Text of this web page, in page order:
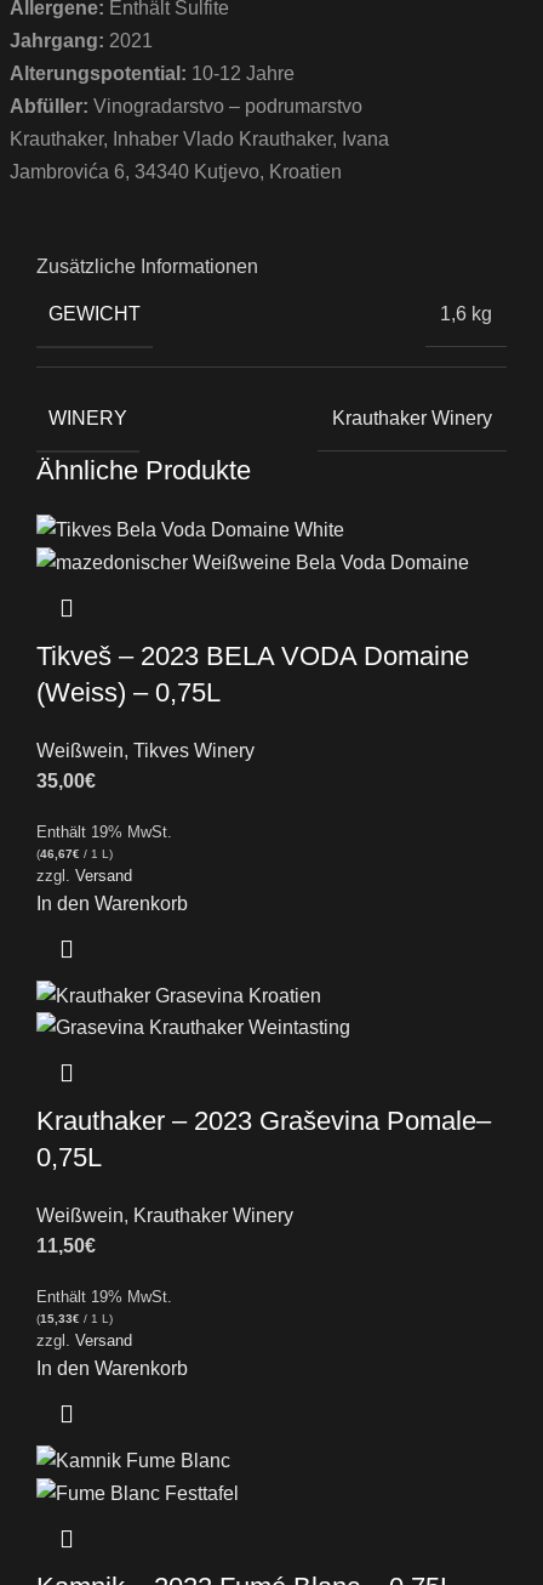
Allergene: Enthält Sulfite
Jahrgang: 2021
Alterungspotential: 10-12 Jahre
Abfüller: Vinogradarstvo – podrumarstvo
Krauthaker, Inhaber Vlado Krauthaker, Ivana
Jambrovića 6, 34340 Kutjevo, Kroatien
Zusätzliche Informationen
GEWICHT 1,6 kg
WINERY Krauthaker Winery
Ähnliche Produkte
Tikveš – 2023 BELA VODA Domaine
(Weiss) – 0,75L
Weißwein, Tikves Winery
35,00€
Enthält 19% MwSt.
(46,67€ / 1 L)
zzgl. Versand
In den Warenkorb
Krauthaker – 2023 Graševina Pomale–
0,75L
Weißwein, Krauthaker Winery
11,50€
Enthält 19% MwSt.
(15,33€ / 1 L)
zzgl. Versand
In den Warenkorb